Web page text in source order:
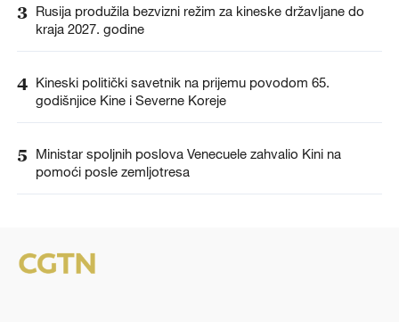
3 Rusija produžila bezvizni režim za kineske državljane do
kraja 2027. godine
4 Kineski politički savetnik na prijemu povodom 65.
godišnjice Kine i Severne Koreje
5
Ministar spoljnih poslova Venecuele zahvalio Kini na
pomoći posle zemljotresa